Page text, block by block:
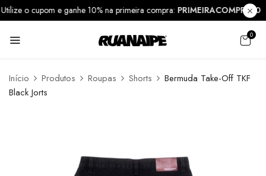
Utilize o cupom e ganhe 10% na primeira compra:
0
Início Produtos Roupas Shorts
Bermuda Take-Off TKF
Black Jorts